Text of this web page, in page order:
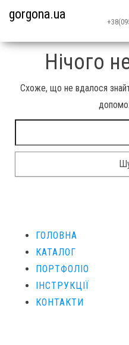
gorgona.ua
Нічого
Схоже, що не вдалося
ГОЛОВНА
КАТАЛОГ
ПОРТФОЛІО
ІНСТРУКЦІЇ
КОНТАКТИ